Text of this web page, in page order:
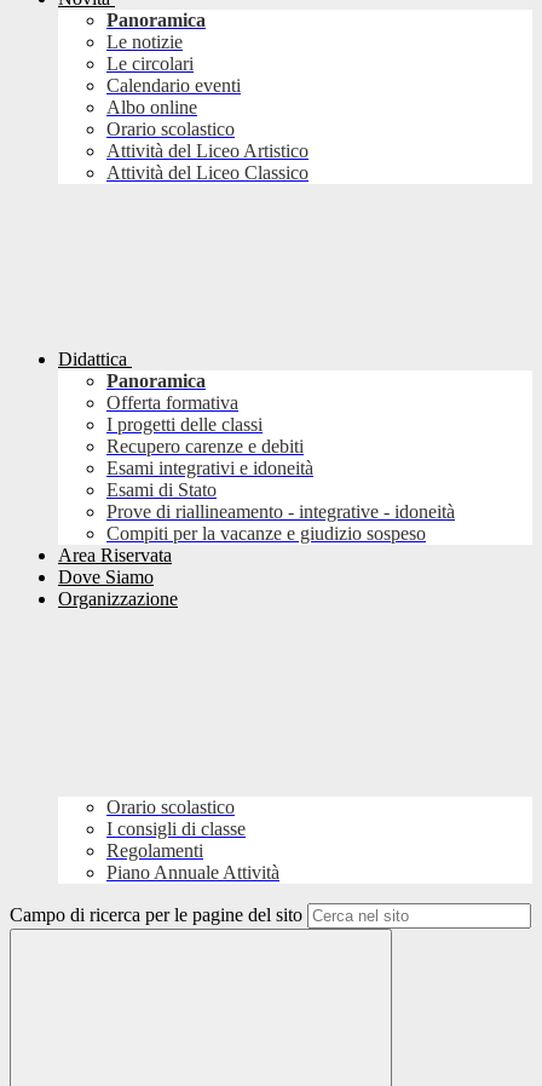
Panoramica
Le notizie
Le circolari
Calendario eventi
Albo online
Orario scolastico
Attività del Liceo Artistico
Attività del Liceo Classico
Didattica
Panoramica
Offerta formativa
I progetti delle classi
Recupero carenze e debiti
Esami integrativi e idoneità
Esami di Stato
Prove di riallineamento - integrative - idoneità
Compiti per la vacanze e giudizio sospeso
Area Riservata
Dove Siamo
Organizzazione
Orario scolastico
I consigli di classe
Regolamenti
Piano Annuale Attività
Campo di ricerca per le pagine del sito